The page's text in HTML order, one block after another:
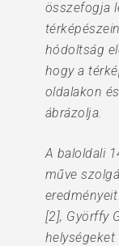
összefogja
hódoltság
hogy a
oldalakon
ábrázolja.
A baloldali
műve
[2], Györffy